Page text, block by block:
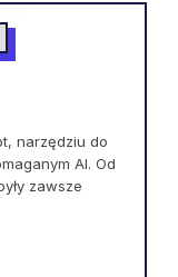
narzędziu do
AI. Od
zawsze